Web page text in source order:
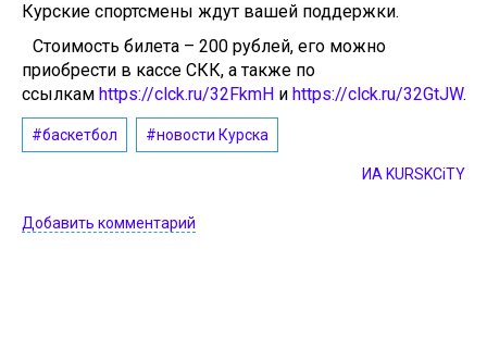
Курские спортсмены ждут вашей поддержки.
Стоимость билета – 200 рублей, его можно
приобрести в кассе СКК, а также по
ссылкам https://clck.ru/32FkmH и https://clck.ru/32GtJW.
#баскетбол #новости Курска
ИА KURSKCiTY
Добавить комментарий